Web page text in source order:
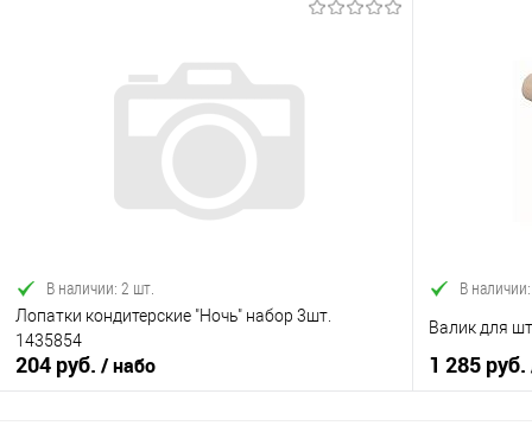
В корзину
Купить в 1 клик
Сравнение
В наличии
В наличии: 2 шт.
Лопатки кондитерские "Ночь" набор 3шт.
1435854
204 руб. / набо
В
Валик для
1 285 руб.